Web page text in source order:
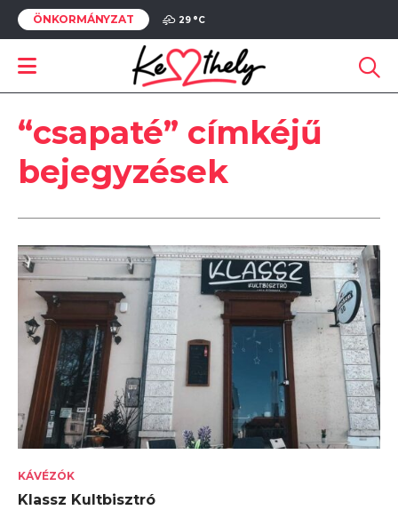
ÖNKORMÁNYZAT 29 °C
“csapaté” címkéjű
bejegyzések
KÁVÉZÓK
Klassz Kultbisztró